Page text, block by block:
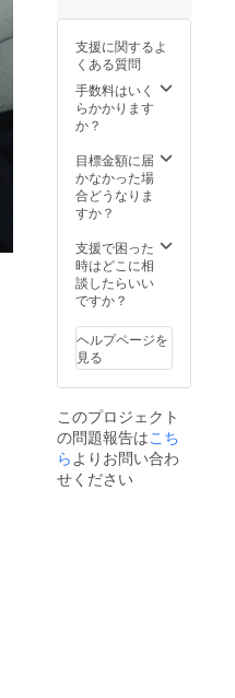
屋アカ
より
フォ
ローさ
せてい
す）。
屋アカ
ウント
より
フォ
ローさ
ただき
ま
す）。
料をつ
ぶしや
す） ※
料理道
セット
となり
ます。
上の参
加で、
料理道
具を2
セット
以上欲
方は、
当日購
入が可
能で
す。 ※
大人だ
屋アカ
ウント
より
フォ
ローさ
せてい
す）。
有＞ ・
支援者
限定
facebo
okグ
ループ
へご招
待 ※備
考欄
「faceb
ookの登
録氏名
（フル
ム）」
載くだ
さい
（非公
開グ
ループ
への招
待を
にてご
案内し
ます。
氏名は
グルー
プ参加
用に使
用しま
す）。
お持ち
でない
方は
「な
お書き
くださ
い。
※twitter
amアカ
ウント
をお持
ちの方
の量は
まで
可、そ
れ以上
は別途
有料 ・
み使用
可。譲
渡およ
び転売
クラウ
ドファ
ンディ
ング終
カレー
pass券
をお届
けしま
回ご来
店時に
日付を
明記
し、ス
費等
によっ
て宿泊
費等）
は別
途、主
ご負担
となり
ます。
※食材の
は、主
催者様
と応相
談で決
ていた
だきま
す。 ※
会場の
は、日
本国内
となり
ます。
※人数制
支援に関するよ
くある質問
手数料はいく
らかかります
か？
目標金額に届
かなかった場
合どうなりま
すか？
支援で困った
時はどこに相
談したらいい
ですか？
ヘルプページを
見る
このプロジェクト
の問題報告はこち
ら よりお問い合わ
せください